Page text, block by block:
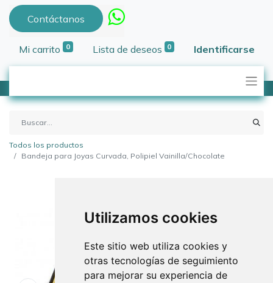
Utilizamos cookies
Este sitio web utiliza cookies y
otras tecnologías de seguimiento
para mejorar su experiencia de
Contáctanos
Mi carrito 0 Lista de deseos 0 Identificarse
Todos los productos
Bandeja para Joyas Curvada, Polipiel Vainilla/Chocolate